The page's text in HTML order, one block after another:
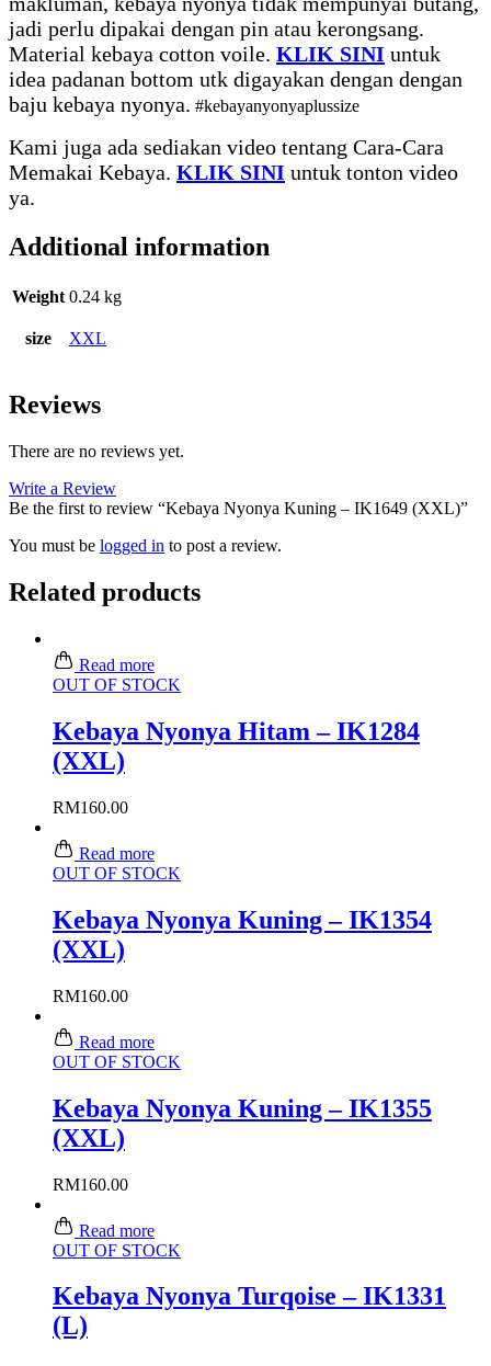
jadi perlu dipakai dengan pin atau kerongsang.
Material kebaya cotton voile. KLIK SINI untuk
idea padanan bottom utk digayakan dengan dengan
baju kebaya nyonya. #kebayanyonyaplussize
Kami juga ada sediakan video tentang Cara-Cara
Memakai Kebaya. KLIK SINI untuk tonton video
ya.
Additional information
Weight 0.24 kg
size XXL
Reviews
There are no reviews yet.
Write a Review
Be the first to review “Kebaya Nyonya Kuning – IK1649 (XXL)”
You must be logged in to post a review.
Related products
Read more
OUT OF STOCK
Kebaya Nyonya Hitam – IK1284
(XXL)
RM160.00
Read more
OUT OF STOCK
Kebaya Nyonya Kuning – IK1354
(XXL)
RM160.00
Read more
OUT OF STOCK
Kebaya Nyonya Kuning – IK1355
(XXL)
RM160.00
Read more
OUT OF STOCK
Kebaya Nyonya Turqoise – IK1331
(L)